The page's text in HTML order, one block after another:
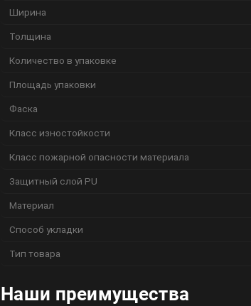
Ширина
Толщина
Количество в упаковке
Площадь упаковки
Фаска
Класс изностойкости
Класс пожарной опасности материала
Защитный слой PU
Материал
Способ укладки
Тип товара
Наши преимущества